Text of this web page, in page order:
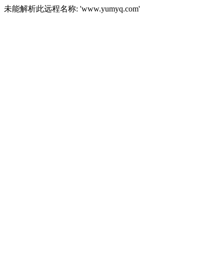
未能解析此远程名称: 'www.yumyq.com'